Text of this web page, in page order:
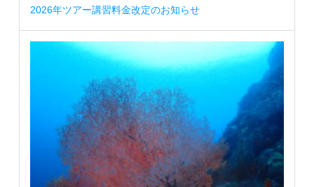
2026年ツアー講習料金改定のお知らせ